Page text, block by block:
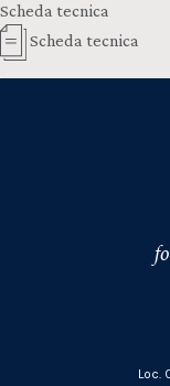
Scheda tecnica
Scheda tecnica
Loc.